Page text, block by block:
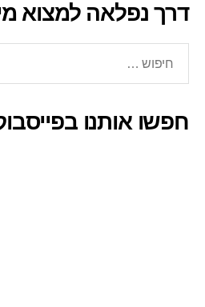
דרך נפלאה למצוא
חפשו אותנו